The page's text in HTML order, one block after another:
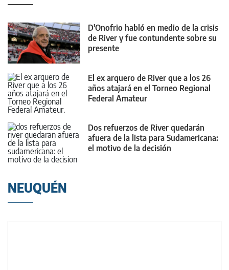
D'Onofrio habló en medio de la crisis
de River y fue contundente sobre su
presente
El ex arquero de River que a los 26
años atajará en el Torneo Regional
Federal Amateur
Dos refuerzos de River quedarán
afuera de la lista para Sudamericana:
el motivo de la decisión
NEUQUÉN